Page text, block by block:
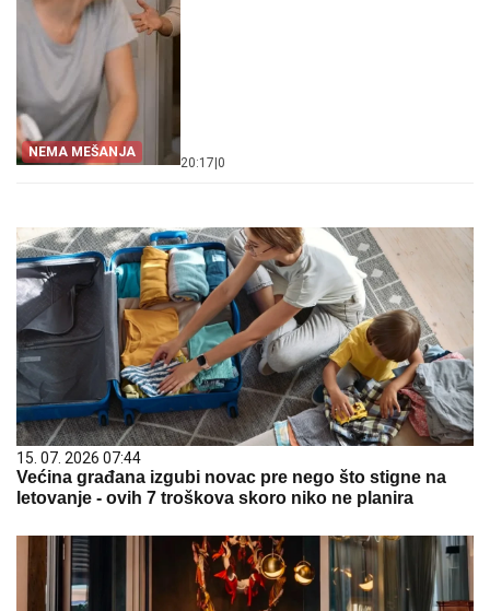
NEMA MEŠANJA
20:17 0
15. 07. 2026 07:44
Većina građana izgubi novac pre nego što stigne na
letovanje - ovih 7 troškova skoro niko ne planira